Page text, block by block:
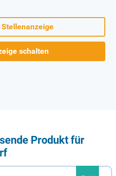
schalten
Produkt für